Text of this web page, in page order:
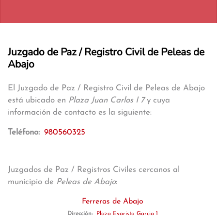
Juzgado de Paz / Registro Civil de Peleas de
Abajo
El Juzgado de Paz / Registro Civil de Peleas de Abajo
está ubicado en Plaza Juan Carlos I 7y cuya
información de contacto es la siguiente:
Teléfono: 980560325
Juzgados de Paz / Registros Civiles cercanos al
municipio de Peleas de Abajo:
Ferreras de Abajo
Dirección:
Plaza Evaristo Garcia 1